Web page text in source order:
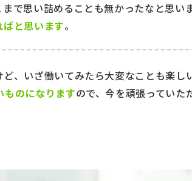
で思い詰めることも無かったなと思い
と思います。
、いざ働いてみたら大変なことも楽し
ものになりますので、今を頑張っていた